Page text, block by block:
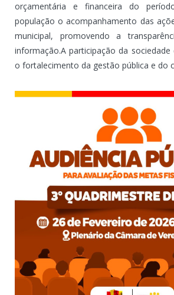
orçamentária e financeira do
população o acompanhamento das
municipal, promovendo a
informação.A participação da
o fortalecimento da gestão pública e do